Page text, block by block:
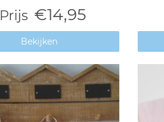
Prijs €14,95
Bekijken